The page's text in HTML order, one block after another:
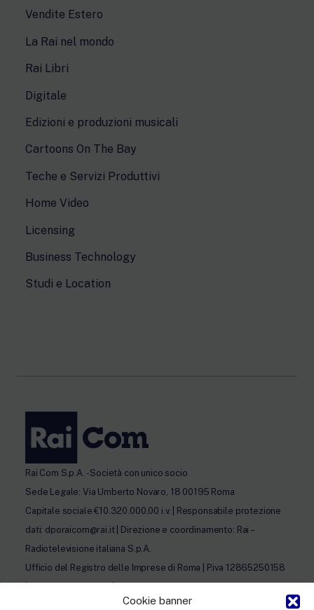
Cookie banner
Vendite Estero
La Rai nel mondo
Rai Libri
Digitale
Edizioni e produzioni musicali
Cartoons On The Bay
Teche e Servizi Produttivi
Home Video
Licensing
Business Technology
Studi e Location
Rai Com S.p.A. - Società con unico socio
Sede Legale: Via Umberto Novaro, 18 00195 Roma
Capitale sociale €10.320.000,00 i.v. | Responsabile protezione
dati: dporaicom@rai.it | Direzione e coordinamento: Rai –
Radiotelevisione italiana S.p.A.
Ufficio del Registro delle Imprese di Roma | P.iva 12865250158
| REA n. RM- 949207 | © Rai Com 2026 - Tutti i diritti riservati